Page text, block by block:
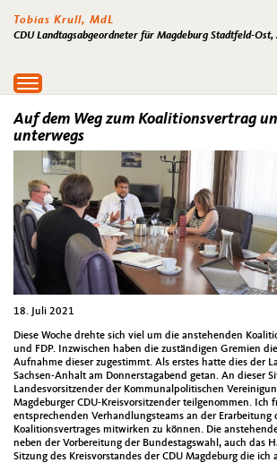
Tobias Krull, MdL
CDU Landtagsabgeordneter für Magdeburg Stadtfeld-
Toggle
navigation
Auf dem Weg zum Koalitionsvertrag
unterwegs
18. Juli 2021
Diese Woche drehte sich viel um die anstehenden
und FDP. Inzwischen haben die zuständigen Gremien
Aufnahme dieser zugestimmt. Als erstes hatte dies der
Sachsen-Anhalt am Donnerstagabend getan. An dieser
Landesvorsitzender der Kommunalpolitischen
Magdeburger CDU-Kreisvorsitzender teilgenommen. Ich
entsprechenden Verhandlungsteams an der Erarbeitung
Koalitionsvertrages mitwirken zu können. Die
neben der Vorbereitung der Bundestagswahl, auch das
Sitzung des Kreisvorstandes der CDU Magdeburg die ich